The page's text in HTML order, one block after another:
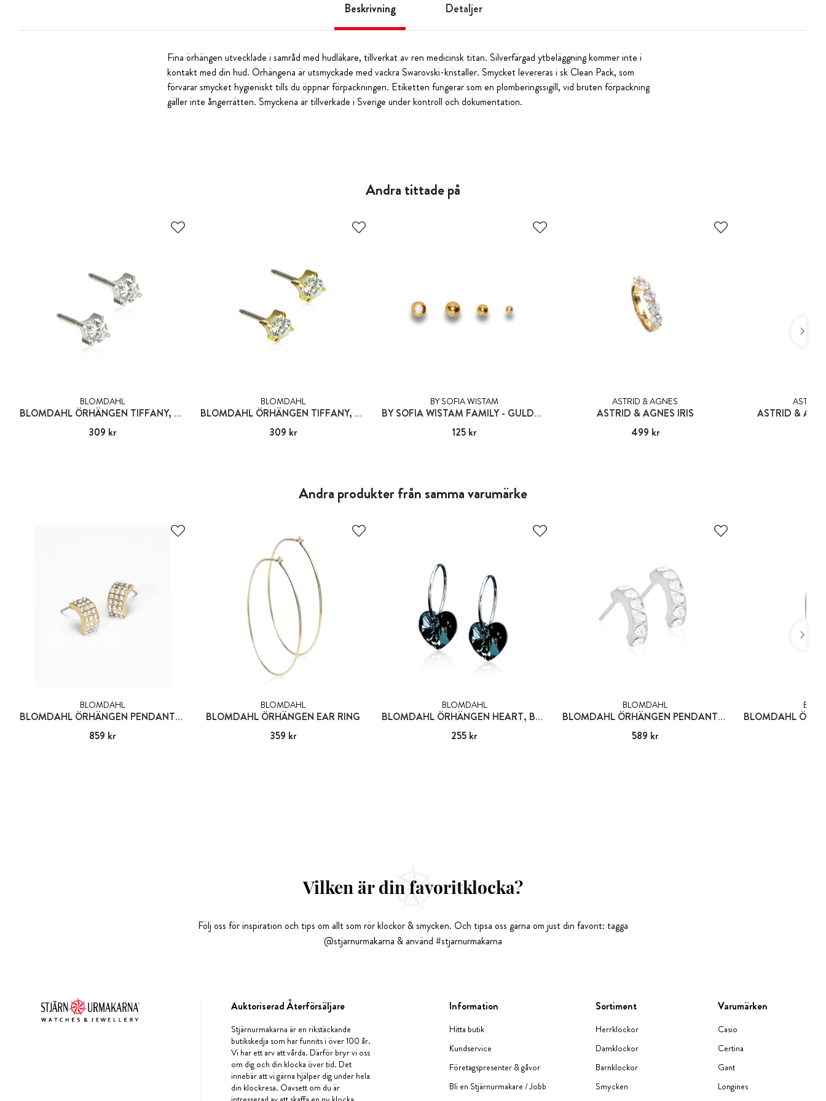
Beskrivning Detaljer
Fina örhängen utvecklade i samråd med hudläkare, tillverkat av ren medicinsk titan. Silverfärgad ytbeläggning kommer inte i
kontakt med din hud. Örhängena är utsmyckade med vackra Swarovski-kristaller. Smycket levereras i sk Clean Pack, som
förvarar smycket hygieniskt tills du öppnar förpackningen. Etiketten fungerar som en plomberingssigill, vid bruten förpackning
gäller inte ångerrätten. Smyckena är tillverkade i Sverige under kontroll och dokumentation.
Andra tittade på
BLOMDAHL
BLOMDAHL ÖRHÄNGEN TIFFANY, CZ WHITE
Pris:309 kr
309 kr
BLOMDAHL
BLOMDAHL ÖRHÄNGEN TIFFANY, CZ WHITE
Pris:309 kr
309 kr
BY SOFIA WISTAM
BY SOFIA WISTAM FAMILY - GULDKULA 3:A GENERATIONEN
Pris:125 kr
125 kr
ASTRID & AGNES
ASTRID & AGNES IRIS
Pris:499 kr
499 kr
ASTRID
ASTRID &
Andra produkter från samma varumärke
BLOMDAHL
BLOMDAHL ÖRHÄNGEN PENDANT GRAND BRILLIANCE CURVED 10 MM, CRYSTAL
Pris:859 kr
859 kr
BLOMDAHL
BLOMDAHL ÖRHÄNGEN EAR RING
Pris:359 kr
359 kr
BLOMDAHL
BLOMDAHL ÖRHÄNGEN HEART, BLACK DIAMOND
Pris:255 kr
255 kr
BLOMDAHL
BLOMDAHL ÖRHÄNGEN PENDANT BRILLIANCE CURVED, CRYSTAL
Pris:589 kr
589 kr
Vilken är din favoritklocka?
Följ oss för inspiration och tips om allt som rör klockor & smycken. Och tipsa oss gärna om just din favorit: tagga
@stjarnurmakarna & använd #stjarnurmakarna
Auktoriserad Återförsäljare
Stjärnurmakarna är en rikstäckande
butikskedja som har funnits i över 100 år.
Vi har ett arv att vårda. Därför bryr vi oss
om dig och din klocka över tid. Det
innebär att vi gärna hjälper dig under hela
din klockresa. Oavsett om du är
Information
Hitta butik
Kundservice
Företagspresenter & gåvor
Bli en Stjärnurmakare / Jobb
Sortiment
Herrklockor
Damklockor
Barnklockor
Smycken
Varumärken
Casio
Certina
Gant
Longines